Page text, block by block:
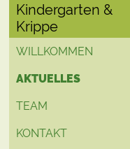
Kindergarten &
Krippe
WILLKOMMEN
AKTUELLES
TEAM
KONTAKT